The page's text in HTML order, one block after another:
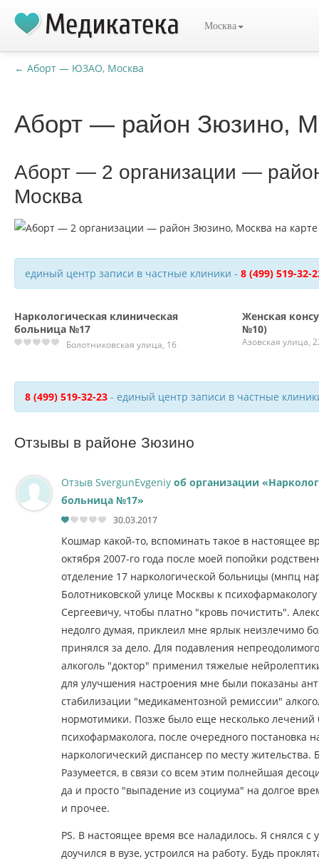
Москва
← Аборт — ЮЗАО, Москва
Аборт — район Зюзино,
Аборт — 2 организации —
Москва
единый центр записи в частные клиники - 8 (499) 519-32-
Наркологическая клиническая
больница №17
Болотниковская улица, 16
Женская
№10)
Азовская улица,
8 (499) 519-32-23 - единый центр записи в частные
Отзывы в районе Зюзино
Отзыв SvergunEvgeniy об организации
больница №17»
30.03.2017
Кошмар какой-то, вспоминать такое в настоящее
октября 2007-го года после моей попойки
отделение 17 наркологической больницы (мнпц
Болотниковской улице Москвы к
Сергеевичу, чтобы платно "кровь почистить".
недолго думая, приклеил мне ярлык неизлечимо
принялся за дело. Для подавления
алкоголь "доктор" применил тяжелые
для улучшения настроения мне были показаны
стабилизации "медикаментозной ремиссии"
нормотимики. Позже было еще несколько лечений
психофармаколога, после очередного постановка
наркологический диспансер по месту жительства.
Разумеется, в связи со всем этим полнейшая
да и просто "выпадение из социума" на долгое
и прочее.
PS. В настоящее время все наладилось. Я снялся с
доучился в вузе, устроился на работу. Будь